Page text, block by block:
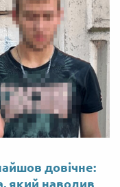
довічне:
який наводив